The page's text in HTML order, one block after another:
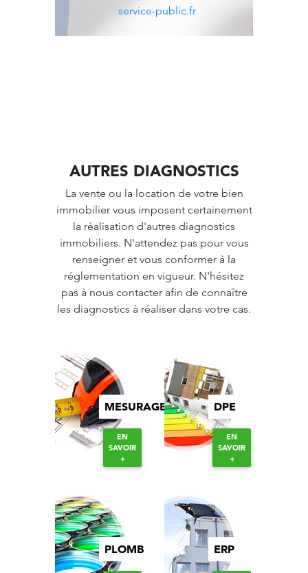
service-public.fr
AUTRES DIAGNOSTICS
La vente ou la location de votre bien
immobilier vous imposent certainement
la réalisation d'autres diagnostics
immobiliers. N'attendez pas pour vous
renseigner et vous conformer à la
réglementation en vigueur. N'hésitez
pas à nous contacter afin de connaître
les diagnostics à réaliser dans votre cas.
MESURAGE
EN
SAVOIR
+
DPE
EN
SAVOIR
+
PLOMB ERP